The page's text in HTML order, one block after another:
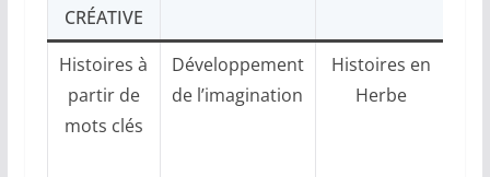
CRÉATIVE
Histoires à
partir de
mots clés
Développement
de l’imagination
Histoires en
Herbe